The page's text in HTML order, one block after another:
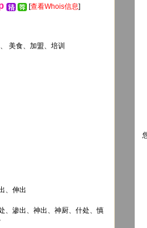
[查看Whois信息]
美食、加盟、培训
、伸出
、渗出、神出、神厨、什处、慎